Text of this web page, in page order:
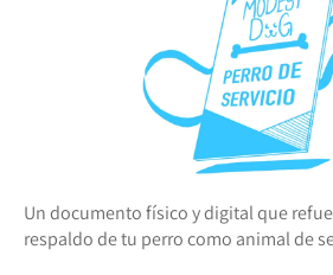
Un documento físico y digital que
respaldo de tu perro como animal de